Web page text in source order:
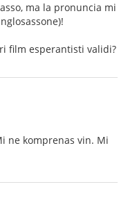
ma la pronuncia mi
film esperantisti validi?
ne komprenas vin. Mi